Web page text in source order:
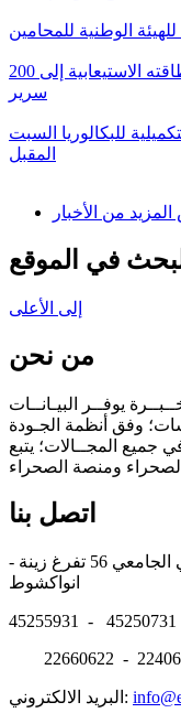
الوطنية للمحامين
اتفاقية لتوسعة مستشفى الصداقة ورفع طاقته الاستيعابية إلى 200
سرير
للبكالوريا السبت
المقبل
في الموقع
إلى الأعلى
من نحن
يوفــر البيـانــات
وفق أنظمة الجـودة
جميع المجــالات؛ يتبع
اتصل بنا
المقر: شارع نيلسون مانيدلا - الحي الجامعي 56 تفرغ زينة -
22660622 -
البريد الالكتروني: